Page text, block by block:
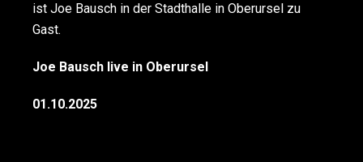
ist Joe Bausch in der Stadthalle in Oberursel zu
Gast.
Joe Bausch live in Oberursel
01.10.2025